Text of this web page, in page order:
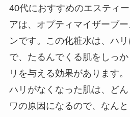
化粧水
40代におすすめのエスティ
アは、オプティマイザーブー
ンです。この化粧水は、ハリ
で、たるんでくる肌をしっ
リを与える効果があります。
ハリがなくなった肌は、ど